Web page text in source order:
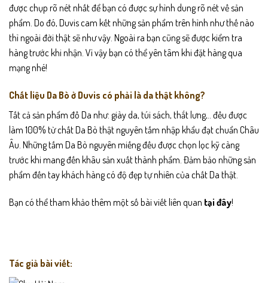
được chụp rõ nét nhất để bạn có được sự hình dung rõ nét về sản
phẩm. Do đó, Duvis cam kết những sản phẩm trên hình như thế nào
thì ngoài đời thật sẽ như vậy. Ngoài ra bạn cũng sẽ được kiểm tra
hàng trước khi nhận. Vì vậy bạn có thể yên tâm khi đặt hàng qua
mạng nhé!
Chất liệu Da Bò ở Duvis có phải là da thật không?
Tất cả sản phẩm đồ Da như: giày da, túi sách, thắt lưng,.. đều được
làm 100% từ chất Da Bò thật nguyên tấm nhập khẩu đạt chuẩn Châu
Âu. Những tấm Da Bò nguyên miếng đều được chọn lọc kỹ càng
trước khi mang đến khâu sản xuất thành phẩm. Đảm bảo những sản
phẩm đến tay khách hàng có độ đẹp tự nhiên của chất Da thật.
Bạn có thể tham khảo thêm một số bài viết liên quan tại đây!
Tác giả bài viết: